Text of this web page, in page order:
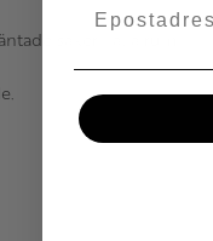
saker i alla rum.